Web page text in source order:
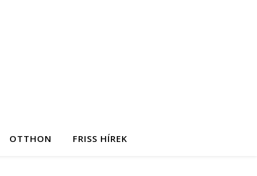
OTTHON FRISS HÍREK